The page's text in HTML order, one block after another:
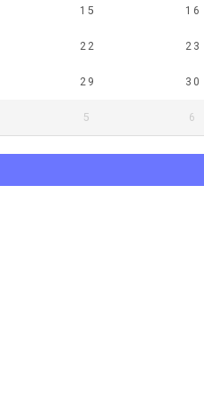
15 16
22 23
29 30
5 6